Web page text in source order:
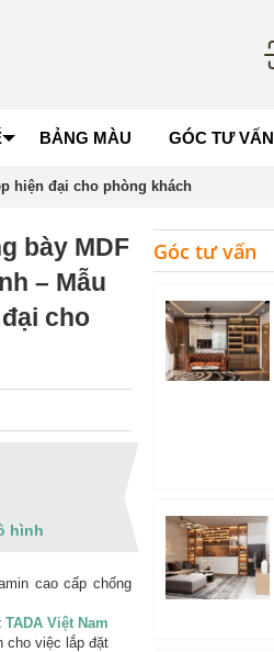
BẢNG MÀU GÓC TƯ VẤN
hiện đại cho phòng khách
bày MDF
– Mẫu
cho
hình
cao cấp chống
Việt Nam
cho việc lắp đặt
Góc tư vấn